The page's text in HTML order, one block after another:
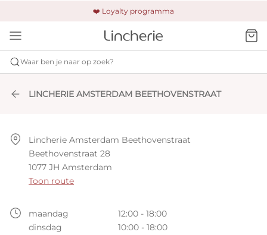
❤️ Loyalty programma
🚚 Gratis verzending & retour
🔒 Altijd veilig betalen
Waar ben je naar op zoek?
LINCHERIE AMSTERDAM BEETHOVENSTRAAT
Lincherie Amsterdam Beethovenstraat
Beethovenstraat 28
1077 JH Amsterdam
Toon route
maandag
12:00 - 18:00
dinsdag
10:00 - 18:00